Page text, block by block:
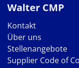
Walter CMP
Kontakt
Über uns
Stellenangebote
Supplier Code of